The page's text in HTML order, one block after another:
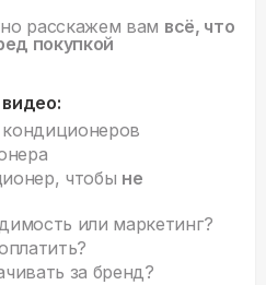
расскажем вам всё, что
покупкой
кондиционеров
чтобы не
или маркетинг?
за бренд?